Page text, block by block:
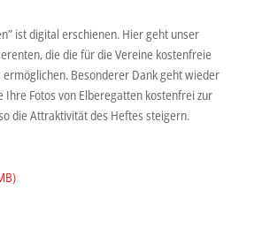
ist digital erschienen. Hier geht unser
die die für die Vereine kostenfreie
Besonderer Dank geht wieder
Ihre Fotos von Elberegatten kostenfrei zur
die Attraktivität des Heftes steigern.